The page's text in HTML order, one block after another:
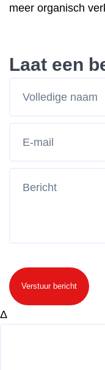
meer organisch
Laat een
Verstuur bericht
Δ